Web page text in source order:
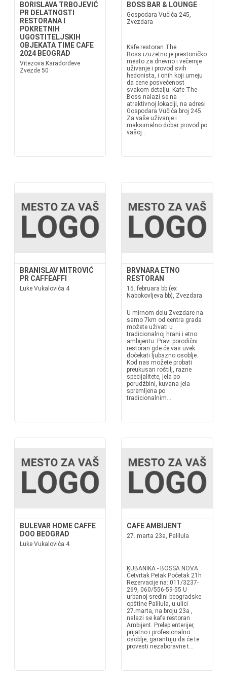
BORISLAVA TRBOJEVIĆ
PR DELATNOSTI
RESTORANA I
POKRETNIH
UGOSTITELJSKIH
OBJEKATA TIME CAFE
2024 BEOGRAD
Vitezova Karađorđeve
Zvezde 50
BOSS BAR & LOUNGE
Gospodara Vučića 245,
Zvezdara
Kafe restoran The
Boss izuzetno je prestoničko
mesto za dnevno i večernje
uživanje i provod svih
hedonista, i onih koji umeju
da cene posvećenost
svakom detalju. Kafe The
Boss nalazi se na
atraktivnoj lokaciji, na adresi
Gospodara Vučića broj 245.
Za vaše uživanje i
maksimalno dobar provod po
vašoj...
BRANISLAV MITROVIĆ
PR CAFFEAFFI
Luke Vukalovića 4
BRVNARA ETNO
RESTORAN
15. februara bb (ex
Nabokovljeva bb), Zvezdara
U mirnom delu Zvezdare na
samo 7km od centra grada
možete uživati u
tradicionalnoj hrani i etno
ambijentu. Pravi porodični
restoran gde će vas uvek
dočekati ljubazno osoblje.
Kod nas možete probati
preukusan roštilj, razne
specijalitete, jela po
porudžbini, kuvana jela
spremljena po
tradicionalnim...
BULEVAR HOME CAFFE
DOO BEOGRAD
Luke Vukalovića 4
CAFE AMBIJENT
27. marta 23a, Palilula
KUBANIKA - BOSSA NOVA
Četvrtak Petak Početak 21h
Rezervacije na: 011/3237-
269, 060/556-59-55 U
urbanoj sredini beogradske
opštine Palilula, u ulici
27.marta, na broju 23a ,
nalazi se kafe restoran
Ambijent. Prelep enterijer,
prijatno i profesionalno
osoblje, garantuju da će te
provesti nezaboravne t...